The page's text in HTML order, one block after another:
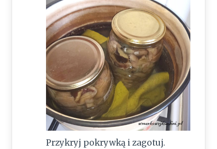
Przykryj pokrywką i zagotuj.